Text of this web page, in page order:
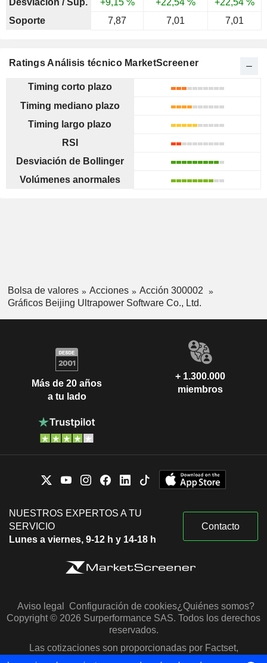
Desviación / Sup.
+9,15 % +22,54 %
+22,54 %
Soporte
7,87 7,01 7,01
Ratings Análisis técnico MarketScreener
Timing corto plazo
Timing mediano plazo
Timing largo plazo
RSI
Desviación de Bollinger
Volúmenes anormales
Bolsa de valores Acciones
Acción 300002
Gráficos Beijing Ultrapower Software Co., Ltd.
Más de 20 años
a tu lado
+ 1.300.000
miembros
NUESTROS EXPERTOS A TU
SERVICIO
Lunes a viernes, 9-12 h y 14-18 h
Contacto
Aviso legal Configuración de cookies¿Quiénes somos?
Copyright © 2026 Surperformance SAS. Todos los derechos
reservados.
Las cotizaciones son proporcionadas por Factset,
Morningstar y S&P Capital IQ